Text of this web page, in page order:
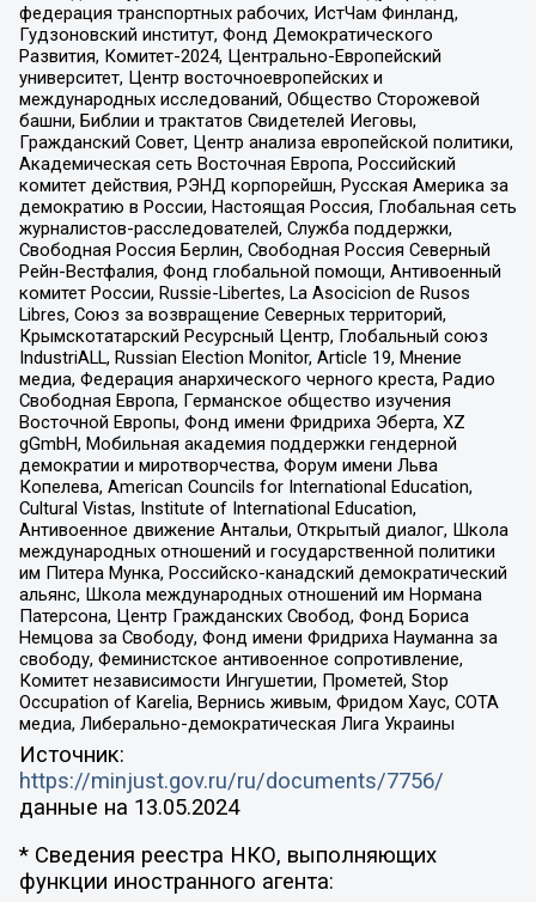
федерация транспортных рабочих, ИстЧам Финланд,
Гудзоновский институт, Фонд Демократического
Развития, Комитет-2024, Центрально-Европейский
университет, Центр восточноевропейских и
международных исследований, Общество Сторожевой
башни, Библии и трактатов Свидетелей Иеговы,
Гражданский Совет, Центр анализа европейской политики,
Академическая сеть Восточная Европа, Российский
комитет действия, РЭНД корпорейшн, Русская Америка за
демократию в России, Настоящая Россия, Глобальная сеть
журналистов-расследователей, Служба поддержки,
Свободная Россия Берлин, Свободная Россия Северный
Рейн-Вестфалия, Фонд глобальной помощи, Антивоенный
комитет России, Russie-Libertes, La Asocicion de Rusos
Libres, Союз за возвращение Северных территорий,
Крымскотатарский Ресурсный Центр, Глобальный союз
IndustriALL, Russian Election Monitor, Article 19, Мнение
медиа, Федерация анархического черного креста, Радио
Свободная Европа, Германское общество изучения
Восточной Европы, Фонд имени Фридриха Эберта, XZ
gGmbH, Мобильная академия поддержки гендерной
демократии и миротворчества, Форум имени Льва
Копелева, American Councils for International Education,
Cultural Vistas, Institute of International Education,
Антивоенное движение Антальи, Открытый диалог, Школа
международных отношений и государственной политики
им Питера Мунка, Российско-канадский демократический
альянс, Школа международных отношений им Нормана
Патерсона, Центр Гражданских Свобод, Фонд Бориса
Немцова за Свободу, Фонд имени Фридриха Науманна за
свободу, Феминистское антивоенное сопротивление,
Комитет независимости Ингушетии, Прометей, Stop
Occupation of Karelia, Вернись живым, Фридом Хаус, СОТА
медиа, Либерально-демократическая Лига Украины
Источник:
https://minjust.gov.ru/ru/documents/7756/
данные на 13.05.2024
* Сведения реестра НКО, выполняющих
функции иностранного агента: